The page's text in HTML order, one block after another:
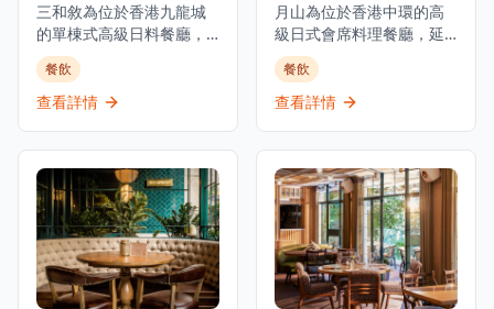
三和敘為位於香港九龍城
的單棟式高級日料餐廳，
集結三大傳統日本料理：
壽司、鐵板燒、爐端燒的
日式餐飲概念。環境優美
以優質食材呈獻高級日式
料理，提供卓越的無菜單
料理體驗。主要菜單包括
三和敘御膳系列，如香煎
法國鴨肝伴美國安格斯牛
柳御膳（HK$268起）、燒
西京味噌銀鱈魚御膳
餐飲
查看詳情
月山為位於香港中環的高
級日式會席料理餐廳，延
續米芝蓮星級日本料理的
血統。餐廳佔地3,000平方
呎，由資深廚藝團隊領
配佳餚的會席料理，同時
提供廚師發辦壽司料理及
各式地道和食選擇。餐廳
專注於無菜單料理及會席
晚餐體驗，體現日本飲食
文化中「時令食材」的精
神。季節性輪換的無菜單
餐飲
查看詳情